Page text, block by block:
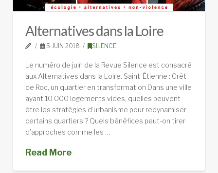
Alternatives dans la Loire
5 JUIN 2018 SILENCE
Le numéro de juin de la Revue Silence est consacré
aux Alternatives dans la Loire. Saint-Étienne : Crêt
de Roc, un quartier en transformation Dans une ville
ayant 10 000 logements vides, quelles peuvent
être les stratégies d’urbanisme pour redynamiser
certains quartiers ? Quels bénéfices peut-on tirer
d’approches comme les …
Read More